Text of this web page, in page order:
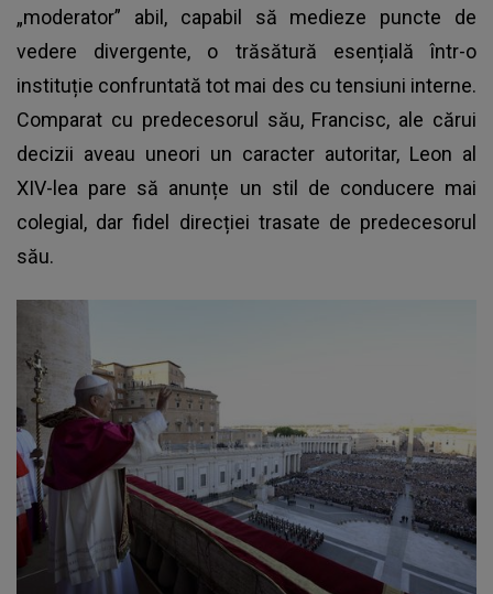
„moderator” abil, capabil să medieze puncte de
vedere divergente, o trăsătură esențială într-o
instituție confruntată tot mai des cu tensiuni interne.
Comparat cu predecesorul său, Francisc, ale cărui
decizii aveau uneori un caracter autoritar, Leon al
XIV-lea pare să anunțe un stil de conducere mai
colegial, dar fidel direcției trasate de predecesorul
său.